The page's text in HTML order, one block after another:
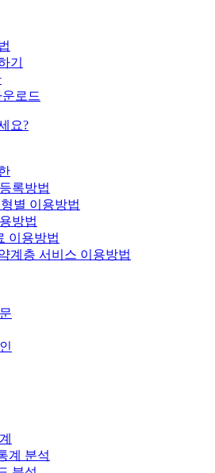
기
로드
요?
록방법
별 이용방법
방법
이용방법
계층 서비스 이용방법
계 분석